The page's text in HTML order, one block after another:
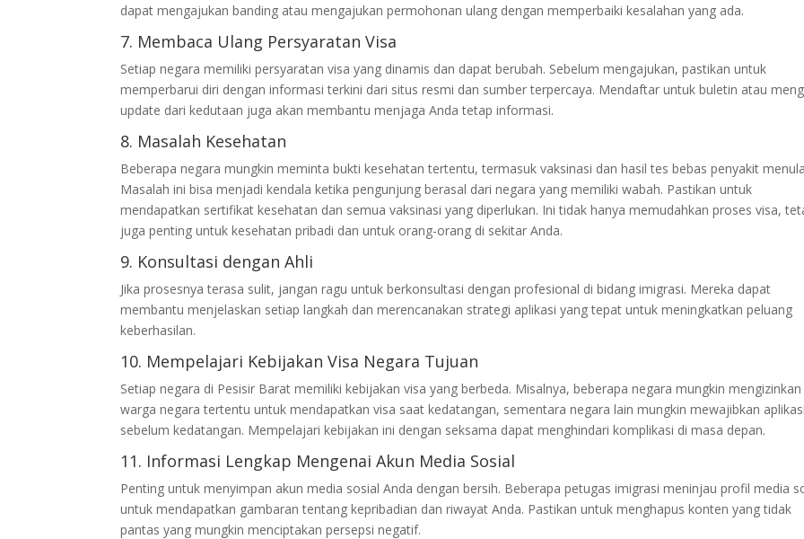
dapat mengajukan banding atau mengajukan permohonan ulang dengan memperbaiki kesalahan yang ada.
7. Membaca Ulang Persyaratan Visa
Setiap negara memiliki persyaratan visa yang dinamis dan dapat berubah. Sebelum mengajukan, pastikan untuk
memperbarui diri dengan informasi terkini dari situs resmi dan sumber terpercaya. Mendaftar untuk buletin atau
update dari kedutaan juga akan membantu menjaga Anda tetap informasi.
8. Masalah Kesehatan
Beberapa negara mungkin meminta bukti kesehatan tertentu, termasuk vaksinasi dan hasil tes bebas penyakit
Masalah ini bisa menjadi kendala ketika pengunjung berasal dari negara yang memiliki wabah. Pastikan untuk
mendapatkan sertifikat kesehatan dan semua vaksinasi yang diperlukan. Ini tidak hanya memudahkan proses visa,
juga penting untuk kesehatan pribadi dan untuk orang-orang di sekitar Anda.
9. Konsultasi dengan Ahli
Jika prosesnya terasa sulit, jangan ragu untuk berkonsultasi dengan profesional di bidang imigrasi. Mereka dapat
membantu menjelaskan setiap langkah dan merencanakan strategi aplikasi yang tepat untuk meningkatkan peluang
keberhasilan.
10. Mempelajari Kebijakan Visa Negara Tujuan
Setiap negara di Pesisir Barat memiliki kebijakan visa yang berbeda. Misalnya, beberapa negara mungkin mengizinkan
warga negara tertentu untuk mendapatkan visa saat kedatangan, sementara negara lain mungkin mewajibkan aplikasi
sebelum kedatangan. Mempelajari kebijakan ini dengan seksama dapat menghindari komplikasi di masa depan.
11. Informasi Lengkap Mengenai Akun Media Sosial
Penting untuk menyimpan akun media sosial Anda dengan bersih. Beberapa petugas imigrasi meninjau profil media
untuk mendapatkan gambaran tentang kepribadian dan riwayat Anda. Pastikan untuk menghapus konten yang tidak
pantas yang mungkin menciptakan persepsi negatif.